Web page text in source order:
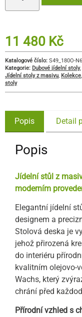
11 480 Kč
Katalogové číslo: S49_180O-
Kategorie: Dubové jídelní stoly,
Jídelní stoly z masivu, Kolekce,
stoly
Popis Detail
Popis
Jídelní stůl z
moderním
Elegantní jídelní
designem a
Stolová deska je
jehož přirozená
do interiéru
kvalitním olejovo-
Wachs, který
chrání před
Přírodní vzhled s